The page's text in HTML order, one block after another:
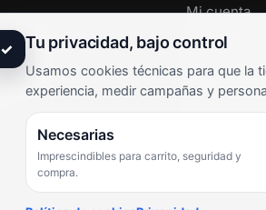
envío y
Mi cuenta
Soporte al
Términos y
Preguntas
✓ Tu privacidad, bajo control
Usamos cookies técnicas para que la
experiencia, medir campañas y
Necesarias
Imprescindibles para carrito, seguridad y
compra.